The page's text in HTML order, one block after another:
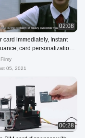
02:08
card immediately, Instant
card personalization
05, 2021
00:28